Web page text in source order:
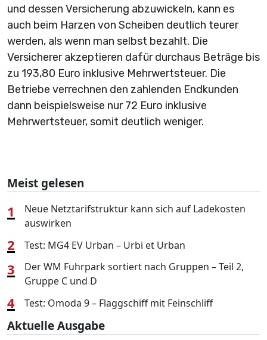
und dessen Versicherung abzuwickeln, kann es
auch beim Harzen von Scheiben deutlich teurer
werden, als wenn man selbst bezahlt. Die
Versicherer akzeptieren dafür durchaus Beträge bis
zu 193,80 Euro inklusive Mehrwertsteuer. Die
Betriebe verrechnen den zahlenden Endkunden
dann beispielsweise nur 72 Euro inklusive
Mehrwertsteuer, somit deutlich weniger.
Meist gelesen
1
Neue Netztarifstruktur kann sich auf Ladekosten
auswirken
2 Test: MG4 EV Urban – Urbi et Urban
3
Der WM Fuhrpark sortiert nach Gruppen – Teil 2,
Gruppe C und D
4 Test: Omoda 9 – Flaggschiff mit Feinschliff
Aktuelle Ausgabe